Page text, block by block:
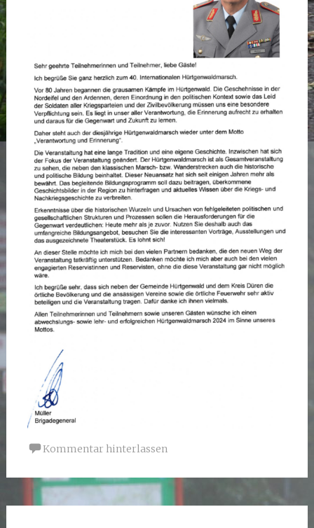
Kommentar hinterlassen